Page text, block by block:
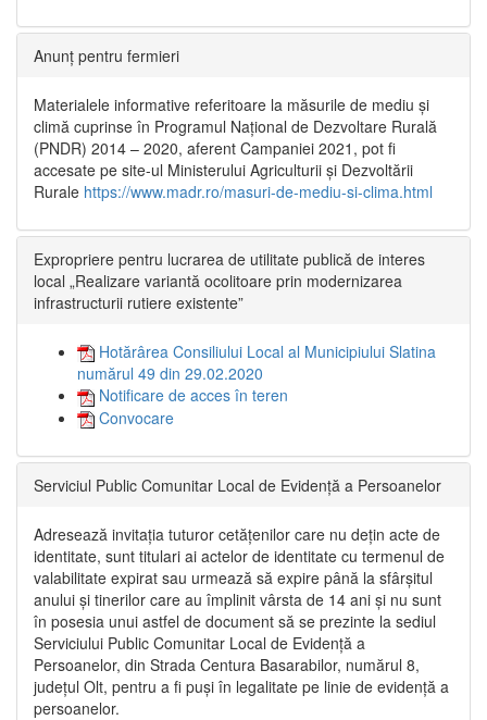
Anunț pentru fermieri
Materialele informative referitoare la măsurile de mediu și
climă cuprinse în Programul Național de Dezvoltare Rurală
(PNDR) 2014 – 2020, aferent Campaniei 2021, pot fi
accesate pe site-ul Ministerului Agriculturii și Dezvoltării
Rurale https://www.madr.ro/masuri-de-mediu-si-clima.html
Expropriere pentru lucrarea de utilitate publică de interes
local „Realizare variantă ocolitoare prin modernizarea
infrastructurii rutiere existente”
Hotărârea Consiliului Local al Municipiului Slatina
numărul 49 din 29.02.2020
Notificare de acces în teren
Convocare
Serviciul Public Comunitar Local de Evidență a Persoanelor
Adresează invitația tuturor cetățenilor care nu dețin acte de
identitate, sunt titulari ai actelor de identitate cu termenul de
valabilitate expirat sau urmează să expire până la sfârșitul
anului și tinerilor care au împlinit vârsta de 14 ani și nu sunt
în posesia unui astfel de document să se prezinte la sediul
Serviciului Public Comunitar Local de Evidență a
Persoanelor, din Strada Centura Basarabilor, numărul 8,
județul Olt, pentru a fi puși în legalitate pe linie de evidență a
persoanelor.